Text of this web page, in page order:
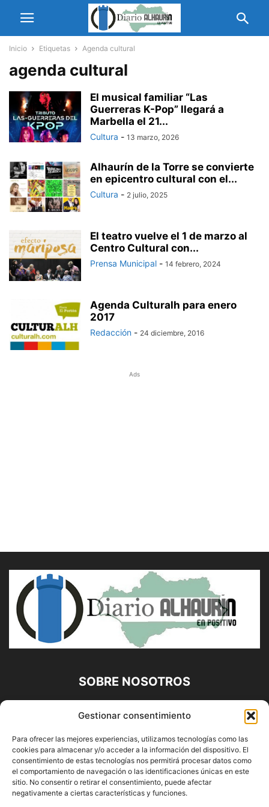
Gestionar consentimiento
Para ofrecer las mejores experiencias, utilizamos tecnologías como las
cookies para almacenar y/o acceder a la información del dispositivo. El
consentimiento de estas tecnologías nos permitirá procesar datos como
el comportamiento de navegación o las identificaciones únicas en este
sitio. No consentir o retirar el consentimiento, puede afectar
negativamente a ciertas características y funciones.
Inicio Etiquetas Agenda cultural
agenda cultural
El musical familiar “Las
Guerreras K-Pop” llegará a
Marbella el 21...
Cultura - 13 marzo, 2026
Alhaurín de la Torre se convierte
en epicentro cultural con el...
Cultura - 2 julio, 2025
El teatro vuelve el 1 de marzo al
Centro Cultural con...
Prensa Municipal - 14 febrero, 2024
Agenda Culturalh para enero
2017
Redacción - 24 diciembre, 2016
Ads
SOBRE NOSOTROS
Diario Alhaurín (www.alhaurindelatorre.com) Propiedad de
Francisco E. López López | 639 95 71 95 | Noticias de
Alhaurín de la Torre, Málaga y Provincia|
Contáctanos:info@alhaurindelatorre.com
SÍGUENOS